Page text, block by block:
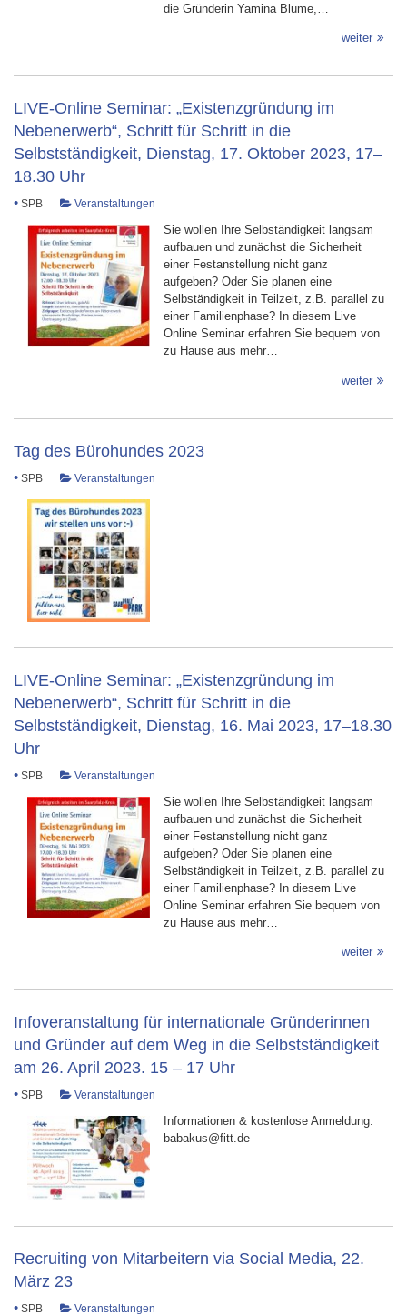
die Gründerin Yamina Blume,…
weiter
LIVE-Online Seminar: „Existenzgründung im
Nebenerwerb“, Schritt für Schritt in die
Selbstständigkeit, Dienstag, 17. Oktober 2023, 17–
18.30 Uhr
• SPB Veranstaltungen
Sie wollen Ihre Selbständigkeit langsam
aufbauen und zunächst die Sicherheit
einer Festanstellung nicht ganz
aufgeben? Oder Sie planen eine
Selbständigkeit in Teilzeit, z.B. parallel zu
einer Familienphase? In diesem Live
Online Seminar erfahren Sie bequem von
zu Hause aus mehr…
weiter
Tag des Bürohundes 2023
• SPB Veranstaltungen
LIVE-Online Seminar: „Existenzgründung im
Nebenerwerb“, Schritt für Schritt in die
Selbstständigkeit, Dienstag, 16. Mai 2023, 17–18.30
Uhr
• SPB Veranstaltungen
Sie wollen Ihre Selbständigkeit langsam
aufbauen und zunächst die Sicherheit
einer Festanstellung nicht ganz
aufgeben? Oder Sie planen eine
Selbständigkeit in Teilzeit, z.B. parallel zu
einer Familienphase? In diesem Live
Online Seminar erfahren Sie bequem von
zu Hause aus mehr…
weiter
Infoveranstaltung für internationale Gründerinnen
und Gründer auf dem Weg in die Selbstständigkeit
am 26. April 2023. 15 – 17 Uhr
• SPB Veranstaltungen
Informationen & kostenlose Anmeldung:
babakus@fitt.de
Recruiting von Mitarbeitern via Social Media, 22.
März 23
• SPB Veranstaltungen